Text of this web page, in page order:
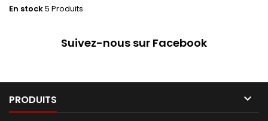
En stock5 Produits
Suivez-nous sur Facebook
PRODUITS 